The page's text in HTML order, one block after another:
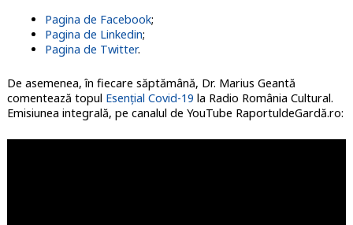
Pagina de Facebook;
Pagina de Linkedin;
Pagina de Twitter.
De asemenea, în fiecare săptămână, Dr. Marius Geantă
comentează topul Esențial Covid-19 la Radio România Cultural.
Emisiunea integrală, pe canalul de YouTube RaportuldeGardă.ro: